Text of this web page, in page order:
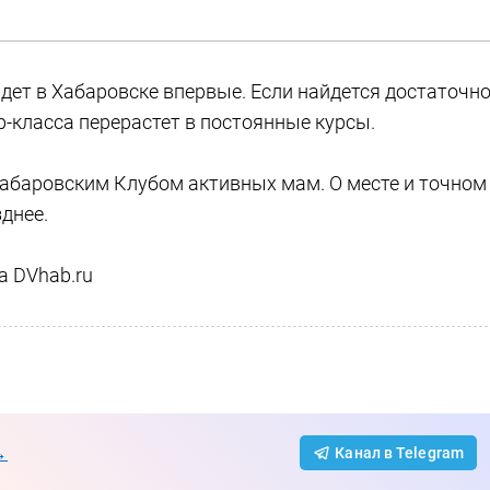
в Хабаровске впервые. Если найдется достаточно
перерастет в постоянные курсы.
Клубом активных мам. О месте и точном
DVhab.ru
Канал в Telegram